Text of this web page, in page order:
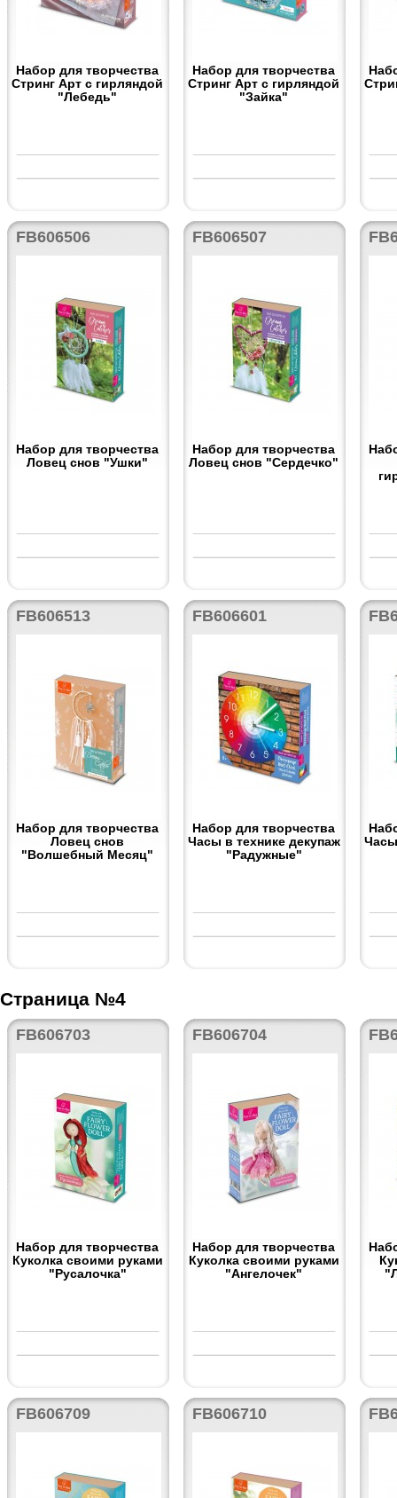
Набор для творчества
Стринг Арт с гирляндой
"Лебедь"
Набор для творчества
Стринг Арт с гирляндой
"Зайка"
FB606506
Набор для творчества
Ловец снов "Ушки"
FB606507
Набор для творчества
Ловец снов "Сердечко"
FB606513
Набор для творчества
Ловец снов
"Волшебный Месяц"
FB606601
Набор для творчества
Часы в технике декупаж
"Радужные"
Часы
Страница №4
FB606703
Набор для творчества
Куколка своими руками
"Русалочка"
FB606704
Набор для творчества
Куколка своими руками
"Ангелочек"
FB606709 FB606710